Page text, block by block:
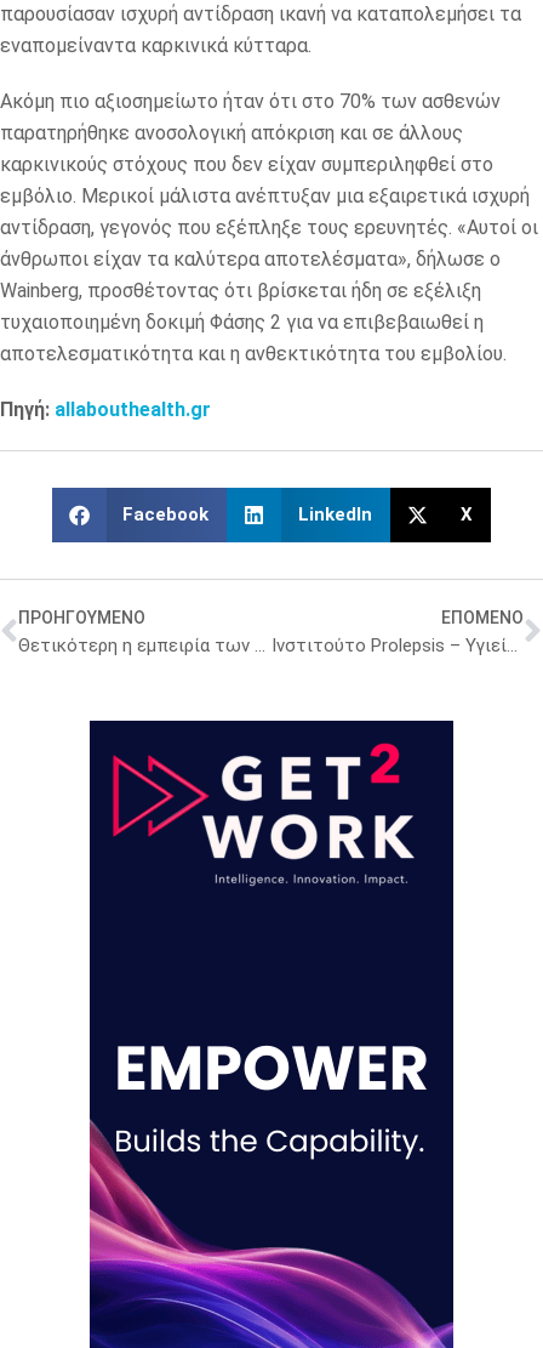
παρουσίασαν ισχυρή αντίδραση ικανή να καταπολεμήσει τα
εναπομείναντα καρκινικά κύτταρα.
Ακόμη πιο αξιοσημείωτο ήταν ότι στο 70% των ασθενών
παρατηρήθηκε ανοσολογική απόκριση και σε άλλους
καρκινικούς στόχους που δεν είχαν συμπεριληφθεί στο
εμβόλιο. Μερικοί μάλιστα ανέπτυξαν μια εξαιρετικά ισχυρή
αντίδραση, γεγονός που εξέπληξε τους ερευνητές. «Αυτοί οι
άνθρωποι είχαν τα καλύτερα αποτελέσματα», δήλωσε ο
Wainberg, προσθέτοντας ότι βρίσκεται ήδη σε εξέλιξη
τυχαιοποιημένη δοκιμή Φάσης 2 για να επιβεβαιωθεί η
αποτελεσματικότητα και η ανθεκτικότητα του εμβολίου.
Πηγή: allabouthealth.gr
Facebook LinkedIn X
ΠΡΟΗΓΟΥΜΕΝΟ
Θετικότερη η εμπειρία των χρηστών υπηρεσιών ΠΦΥ στις μη αστικές περιοχές
ΕΠΟΜΕΝΟ
Ινστιτούτο Prolepsis – Υγιείς και ισχυρές γυναίκες Ρομά στην Ελλάδα